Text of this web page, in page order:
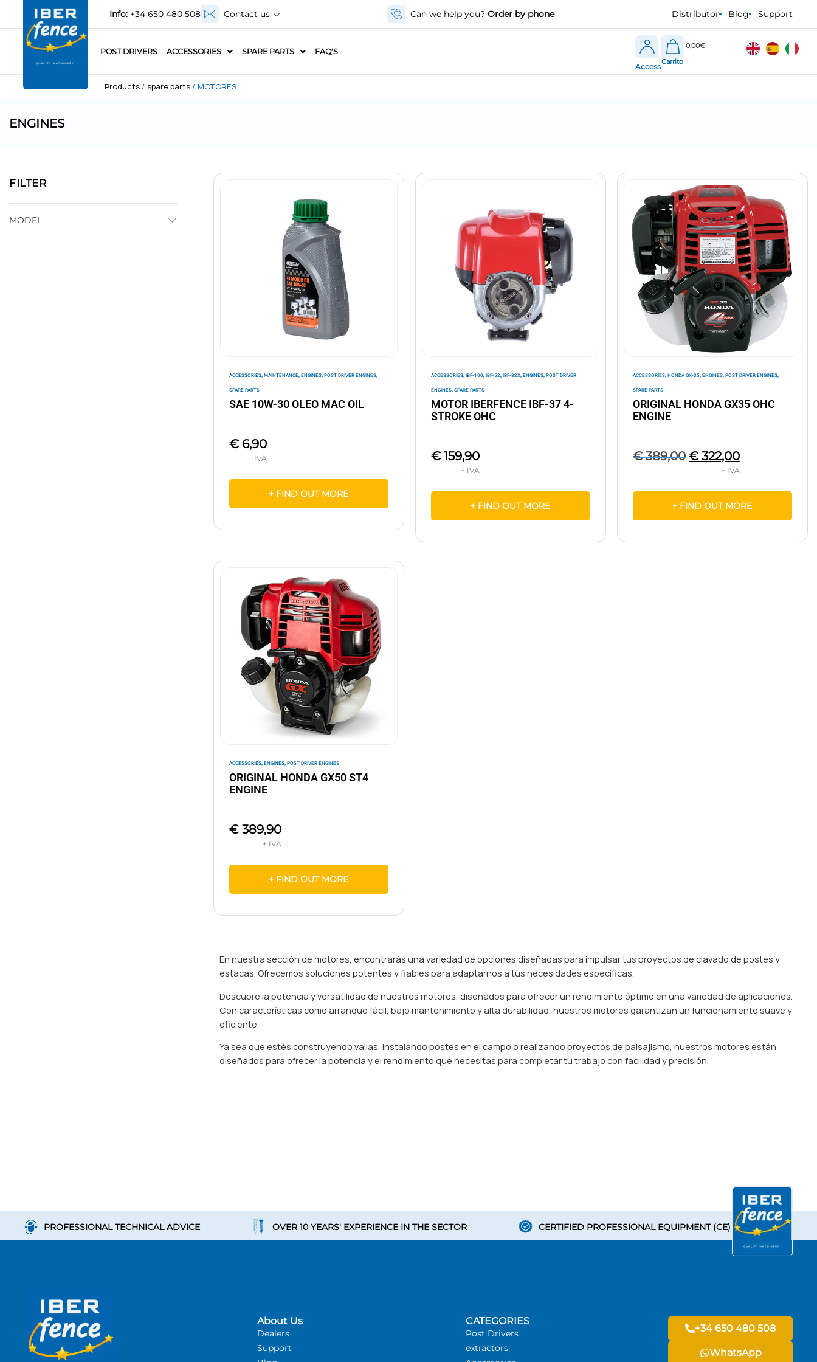
Info: +34 650 480 508 Contact us Can we help you? Order by phone Distributor Blog Support
POST DRIVERS ACCESSORIES SPARE PARTS
FAQ'S
Access
€
0,00
Products / spare parts/ MOTORES
ENGINES
FILTER
MODEL
ACCESSORIES, MAINTENANCE, ENGINES, POST DRIVER ENGINES,
SPARE PARTS
SAE 10W-30 OLEO MAC OIL
€6,90
+ FIND OUT MORE
ACCESSORIES, IBF-100, IBF-52, IBF-82X, ENGINES, POST DRIVER
ENGINES, SPARE PARTS
MOTOR IBERFENCE IBF-37 4-
STROKE OHC
€159,90
+ FIND OUT MORE
ACCESSORIES, HONDA GX-35, ENGINES, POST DRIVER ENGINES,
SPARE PARTS
ORIGINAL HONDA GX35 OHC
ENGINE
€389,00 €322,00
+ FIND OUT MORE
ACCESSORIES, ENGINES, POST DRIVER ENGINES
ORIGINAL HONDA GX50 ST4
ENGINE
€389,90
+ FIND OUT MORE
En nuestra sección de motores, encontrarás una variedad de opciones diseñadas para impulsar tus proyectos de clavado de postes y
estacas. Ofrecemos soluciones potentes y fiables para adaptarnos a tus necesidades específicas.
Descubre la potencia y versatilidad de nuestros motores, diseñados para ofrecer un rendimiento óptimo en una variedad de aplicaciones.
Con características como arranque fácil, bajo mantenimiento y alta durabilidad, nuestros motores garantizan un funcionamiento suave y
eficiente.
Ya sea que estés construyendo vallas, instalando postes en el campo o realizando proyectos de paisajismo, nuestros motores están
diseñados para ofrecer la potencia y el rendimiento que necesitas para completar tu trabajo con facilidad y precisión.
PROFESSIONAL TECHNICAL ADVICE OVER 10 YEARS' EXPERIENCE IN THE SECTOR CERTIFIED PROFESSIONAL EQUIPMENT (CE)
About Us
Dealers
Support
CATEGORIES
Post Drivers
extractors
+34 650 480 508
WhatsApp